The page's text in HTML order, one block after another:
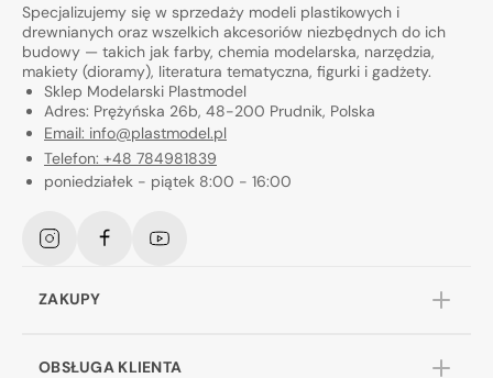
Specjalizujemy się w sprzedaży modeli plastikowych i
drewnianych oraz wszelkich akcesoriów niezbędnych do ich
budowy — takich jak farby, chemia modelarska, narzędzia,
makiety (dioramy), literatura tematyczna, figurki i gadżety.
Sklep Modelarski Plastmodel
Adres: Prężyńska 26b, 48-200 Prudnik, Polska
Email: info@plastmodel.pl
Telefon: +48 784981839
poniedziałek - piątek 8:00 - 16:00
InstagramFacebookYouTube
ZAKUPY
OBSŁUGA KLIENTA